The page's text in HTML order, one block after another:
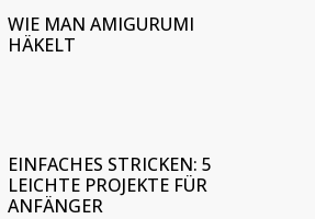
WIE MAN AMIGURUMI
HÄKELT
EINFACHES STRICKEN: 5
LEICHTE PROJEKTE FÜR
ANFÄNGER